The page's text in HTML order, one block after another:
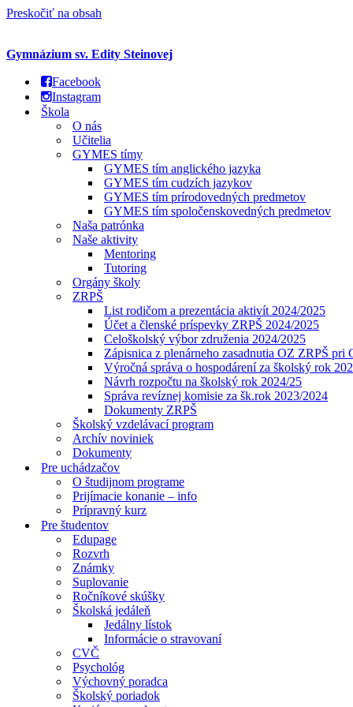
Preskočiť na obsah
Gymnázium sv. Edity Steinovej
Facebook
Instagram
Škola
O nás
Učitelia
GYMES tímy
GYMES tím anglického jazyka
GYMES tím cudzích jazykov
GYMES tím prírodovedných predmetov
GYMES tím spoločenskovedných predmetov
Naša patrónka
Naše aktivity
Mentoring
Tutoring
Orgány školy
ZRPŠ
List rodičom a prezentácia aktivít 2024/2025
Účet a členské príspevky ZRPŠ 2024/2025
Celoškolský výbor združenia 2024/2025
Zápisnica z plenárneho zasadnutia OZ ZRPŠ pri
Výročná správa o hospodárení za školský rok
Návrh rozpočtu na školský rok 2024/25
Správa revíznej komisie za šk.rok 2023/2024
Dokumenty ZRPŠ
Školský vzdelávací program
Archív noviniek
Dokumenty
Pre uchádzačov
O študijnom programe
Prijímacie konanie – info
Prípravný kurz
Pre študentov
Edupage
Rozvrh
Známky
Suplovanie
Ročníkové skúšky
Školská jedáleň
Jedálny lístok
Informácie o stravovaní
CVČ
Psychológ
Výchovný poradca
Školský poriadok